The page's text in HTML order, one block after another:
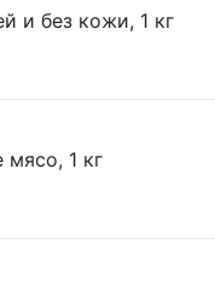
и без кожи, 1 кг
мясо, 1 кг